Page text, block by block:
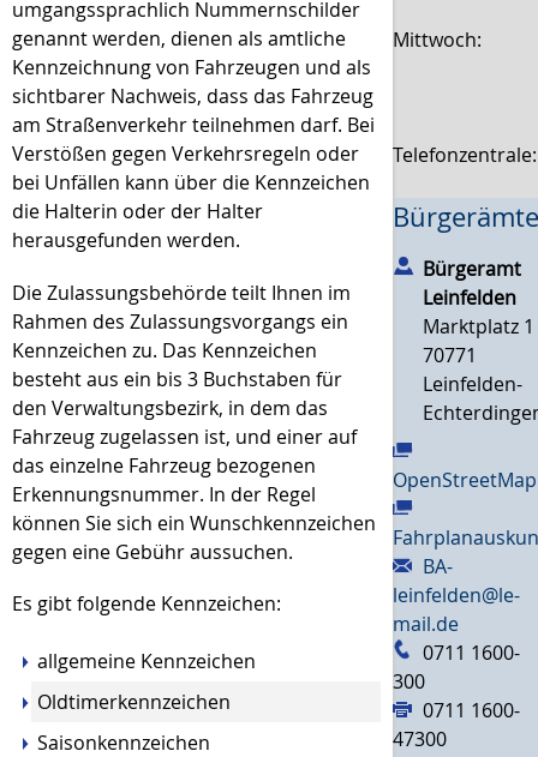
umgangssprachlich Nummernschilder
genannt werden, dienen als amtliche
Kennzeichnung von Fahrzeugen und als
sichtbarer Nachweis, dass das Fahrzeug
am Straßenverkehr teilnehmen darf. Bei
Verstößen gegen Verkehrsregeln oder
bei Unfällen kann über die Kennzeichen
die Halterin oder der Halter
herausgefunden werden.
Die Zulassungsbehörde teilt Ihnen im
Rahmen des Zulassungsvorgangs ein
Kennzeichen zu. Das Kennzeichen
besteht aus ein bis 3 Buchstaben für
den Verwaltungsbezirk, in dem das
Fahrzeug zugelassen ist, und einer auf
das einzelne Fahrzeug bezogenen
Erkennungsnummer. In der Regel
können Sie sich ein Wunschkennzeichen
gegen eine Gebühr aussuchen.
Es gibt folgende Kennzeichen:
allgemeine Kennzeichen
Oldtimerkennzeichen
Saisonkennzeichen
Mittwoch:
Bürgeramt
Leinfelden
Marktplatz 1
70771
Leinfelden-
OpenStreetMap
BA-
leinfelden@le-
mail.de
0711 1600-
300
0711 1600-
47300